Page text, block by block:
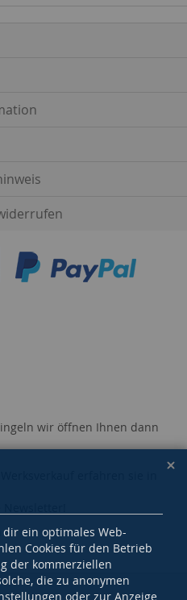
wir öffnen Ihnen dann
ein optimales Web-
Cookies für den Betrieb
der kommerziellen
die zu anonymen
oder zur Anzeige